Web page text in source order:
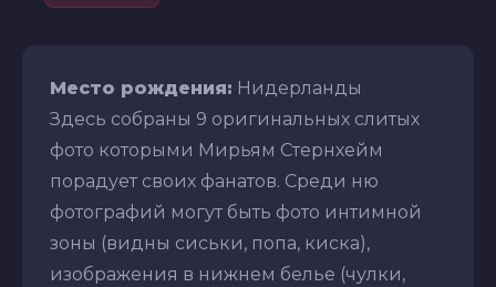
Место рождения: Нидерланды
Здесь собраны 9 оригинальных слитых
фото которыми Мирьям Стернхейм
порадует своих фанатов. Среди ню
фотографий могут быть фото интимной
зоны (видны сиськи, попа, киска),
изображения в нижнем белье (чулки,